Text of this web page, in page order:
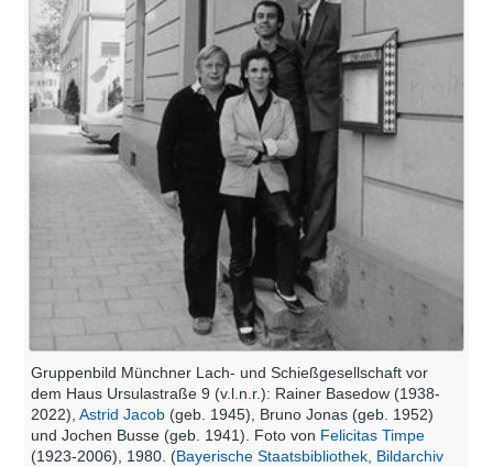
Gruppenbild Münchner Lach- und Schießgesellschaft vor
dem Haus Ursulastraße 9 (v.l.n.r.): Rainer Basedow (1938-
2022), Astrid Jacob (geb. 1945), Bruno Jonas (geb. 1952)
und Jochen Busse (geb. 1941). Foto von Felicitas Timpe
(1923-2006), 1980. (Bayerische Staatsbibliothek, Bildarchiv